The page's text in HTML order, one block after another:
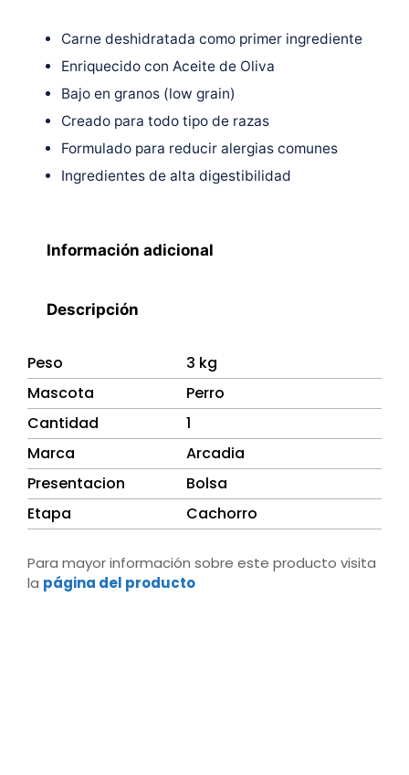
Carne deshidratada como primer ingrediente
Enriquecido con Aceite de Oliva
Bajo en granos (low grain)
Creado para todo tipo de razas
Formulado para reducir alergias comunes
Ingredientes de alta digestibilidad
Información adicional
Descripción
Peso
3 kg
Mascota
Perro
Cantidad
1
Marca
Arcadia
Presentacion
Bolsa
Etapa
Cachorro
Para mayor información sobre este producto visita
la página del producto